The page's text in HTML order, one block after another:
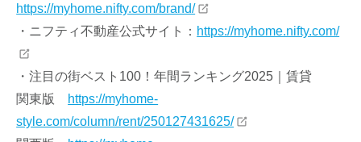
https://myhome.nifty.com/brand/
・ニフティ不動産公式サイト： https://myhome.nifty.com/
・注目の街ベスト100！年間ランキング2025｜賃貸
関東版
https://myhome-
style.com/column/rent/250127431625/